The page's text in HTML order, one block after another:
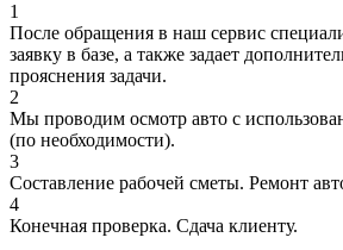
1
После обращения в наш сервис
заявку в базе, а также задает
прояснения задачи.
2
Мы проводим осмотр авто с
(по необходимости).
3
Составление рабочей сметы. Ремонт
4
Конечная проверка. Сдача клиенту.